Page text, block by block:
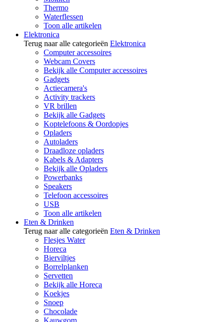
Thermo
Waterflessen
Toon alle artikelen
Elektronica
Terug naar alle categorieën Elektronica
Computer accessoires
Webcam Covers
Bekijk alle Computer accessoires
Gadgets
Actiecamera's
Activity trackers
VR brillen
Bekijk alle Gadgets
Koptelefoons & Oordopjes
Opladers
Autoladers
Draadloze opladers
Kabels & Adapters
Bekijk alle Opladers
Powerbanks
Speakers
Telefoon accessoires
USB
Toon alle artikelen
Eten & Drinken
Terug naar alle categorieën Eten & Drinken
Flesjes Water
Horeca
Bierviltjes
Borrelplanken
Servetten
Bekijk alle Horeca
Koekjes
Snoep
Chocolade
Kauwgom